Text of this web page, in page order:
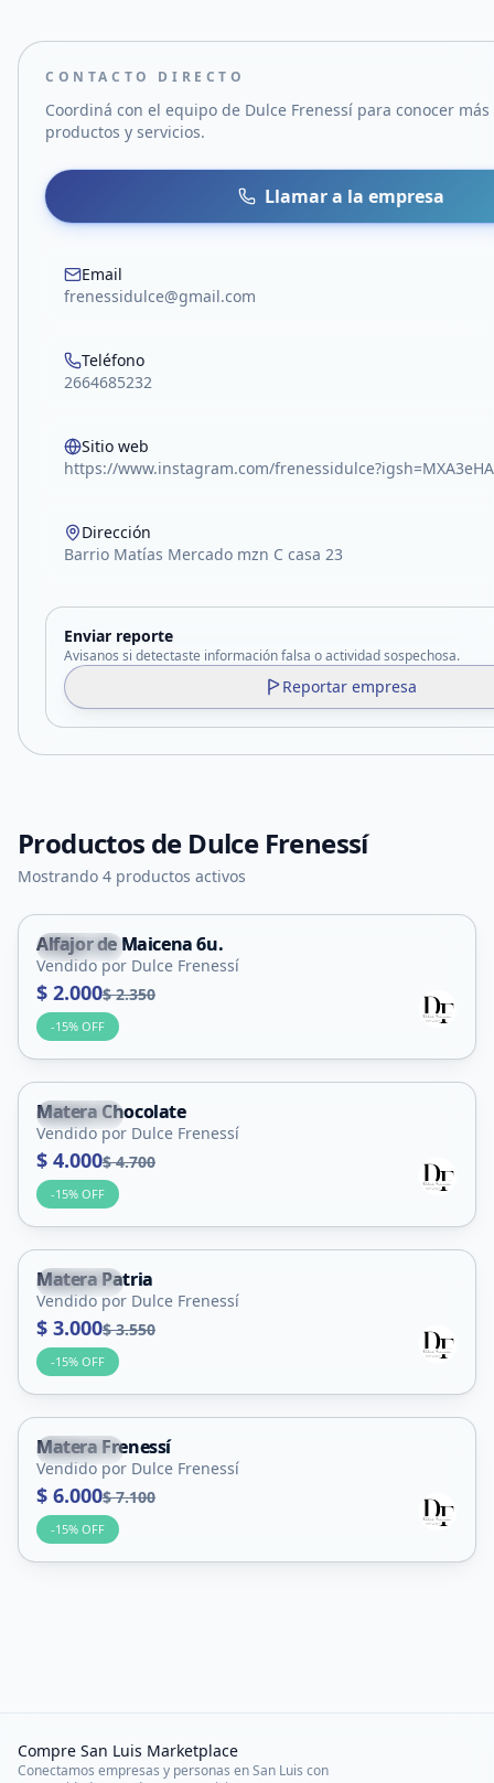
CONTACTO DIRECTO
Coordiná con el equipo de Dulce Frenessí para conocer
productos y servicios.
Llamar a la empresa
Email
frenessidulce@gmail.com
Teléfono
2664685232
Sitio web
https://www.instagram.com/
Dirección
Barrio Matías Mercado mzn C casa 23
Enviar reporte
Avisanos si detectaste información falsa o actividad sospechosa.
Reportar empresa
Productos de Dulce Frenessí
Mostrando 4 productos activos
Capital
Alfajor de Maicena 6u.
Vendido por Dulce Frenessí
$ 2.000$ 2.350
-15% OFF
Capital
Matera Chocolate
Vendido por Dulce Frenessí
$ 4.000$ 4.700
-15% OFF
Capital
Matera Patria
Vendido por Dulce Frenessí
$ 3.000$ 3.550
-15% OFF
Capital
Matera Frenessí
Vendido por Dulce Frenessí
$ 6.000$ 7.100
-15% OFF
Compre San Luis Marketplace
Conectamos empresas y personas en San Luis con